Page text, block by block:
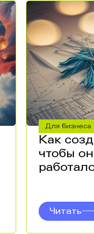
Для бизнеса
Как
чтобы
Читать